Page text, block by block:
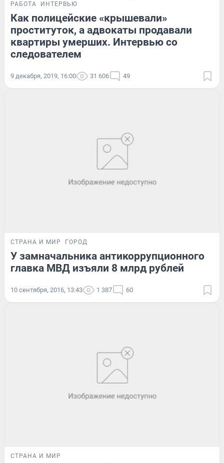
РАБОТА ИНТЕРВЬЮ
Как полицейские «крышевали»
проституток, а адвокаты продавали
квартиры умерших. Интервью со
следователем
9 декабря, 2019, 16:00 31 606 49
СТРАНА И МИР ГОРОД
У замначальника антикоррупционного
главка МВД изъяли 8 млрд рублей
10 сентября, 2016, 13:43 1 387 60
СТРАНА И МИР